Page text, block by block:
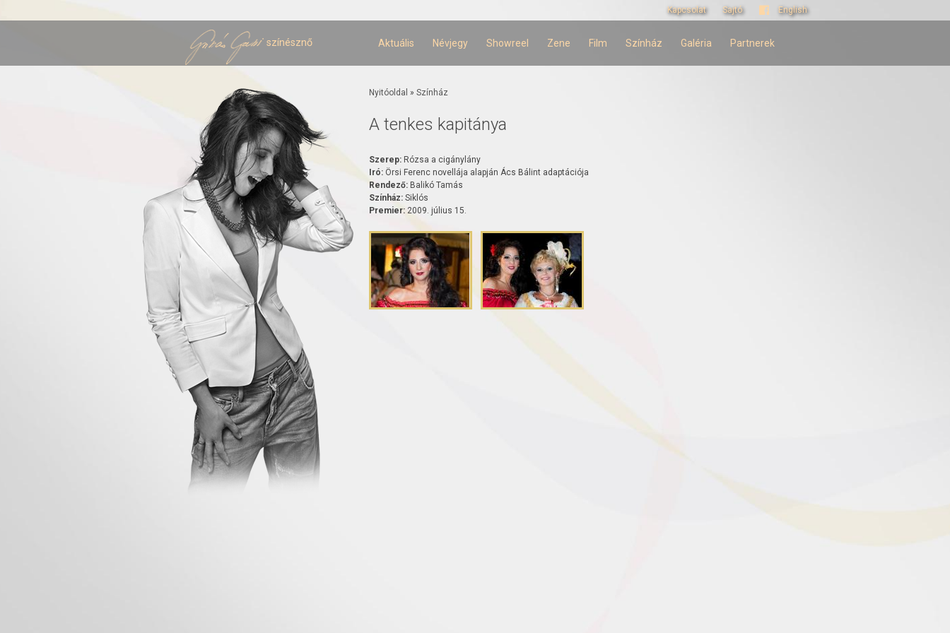
tartalomra
Kapcsolat Sajtó English
színésznő Aktuális Névjegy Showreel Zene Film Színház Galéria Partnerek
Jelenlegi hely
Nyitóoldal » Színház
A tenkes kapitánya
Szerep: Rózsa a cigánylány
Iró: Örsi Ferenc novellája alapján Ács Bálint adaptációja
Rendező: Balikó Tamás
Színház: Siklós
Premier: 2009. július 15.